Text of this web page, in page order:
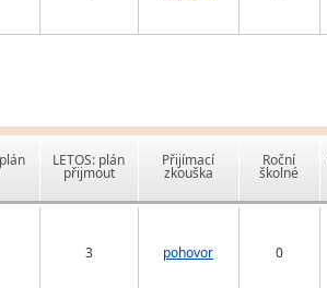
LETOS: plán
přijmout
Přijímací
zkouška
Roční
školné
3 pohovor 0